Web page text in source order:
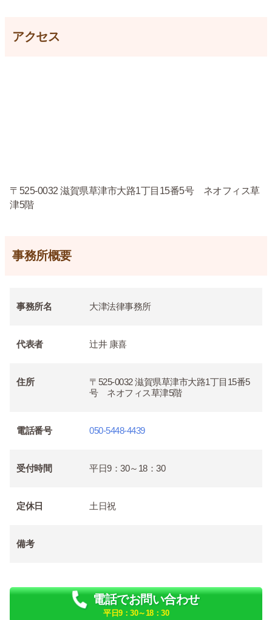
アクセス
〒525-0032 滋賀県草津市大路1丁目15番5号 ネオフィス草
津5階
事務所概要
事務所名 大津法律事務所
代表者 辻井 康喜
住所
〒525-0032 滋賀県草津市大路1丁目15番5
号 ネオフィス草津5階
電話番号 050-5448-4439
受付時間 平日9：30～18：30
定休日 土日祝
備考
電話でお問い合わせ
平日9：30～18：30